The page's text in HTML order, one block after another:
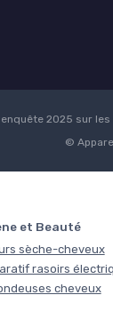
2025 sur
©
et Beauté
sèche-cheveux
rasoirs
cheveux